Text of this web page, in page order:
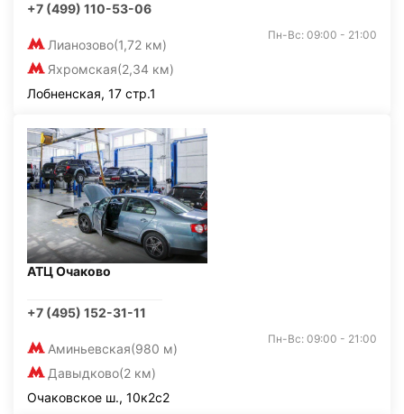
+7 (499) 110-53-06
Лианозово(1,72 км)
Яхромская(2,34 км)
Пн-Вс: 09:00 - 21:00
Лобненская, 17 стр.1
АТЦ Очаково
+7 (495) 152-31-11
Аминьевская(980 м)
Давыдково(2 км)
Пн-Вс: 09:00 - 21:00
Очаковское ш., 10к2с2